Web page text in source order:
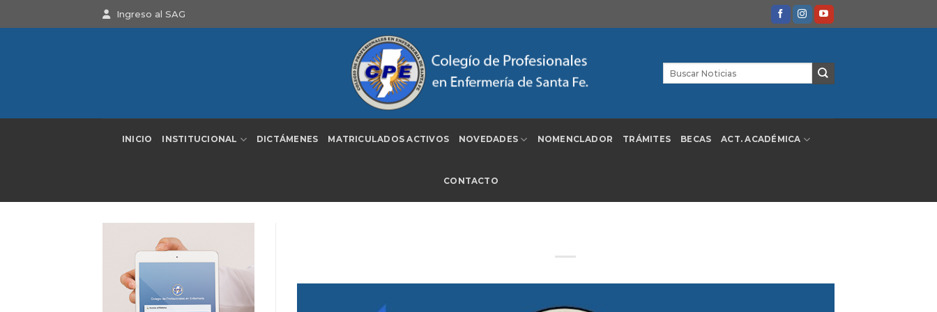
Ingreso al SAG
INICIO INSTITUCIONAL DICTÁMENES MATRICULADOS ACTIVOS NOVEDADES NOMENCLADOR TRÁMITES BECAS ACT. ACADÉMICA
CONTACTO